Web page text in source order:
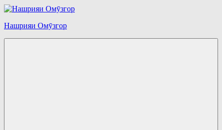
Перейти
содержимому
Нашрияи Омӯзгор